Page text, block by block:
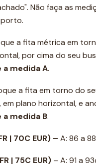
Não faça as
a fita métrica em
por cima do seu
a medida A.
a fita em torno do
plano horizontal, e
a medida B.
| 70C EUR) – A: 86 a
| 75C EUR) – A: 91 a